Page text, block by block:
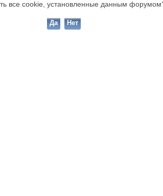
все cookie, установленные данным